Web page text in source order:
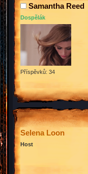
Samantha Reed
Dospělák
Příspěvků: 34
Selena Loon
Host